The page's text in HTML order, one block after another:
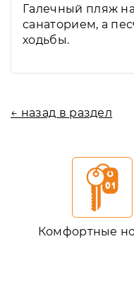
Галечный пляж
санаторием, а
ходьбы.
← назад в раздел
Комфортные